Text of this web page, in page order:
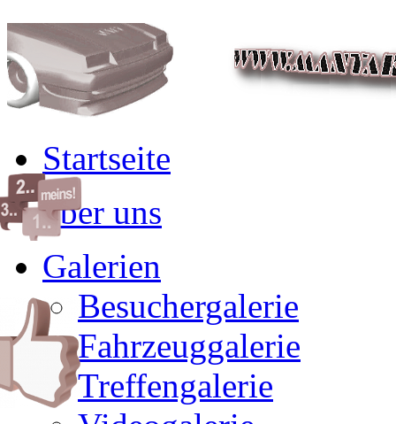
Startseite
über uns
Galerien
Besuchergalerie
Fahrzeuggalerie
Treffengalerie